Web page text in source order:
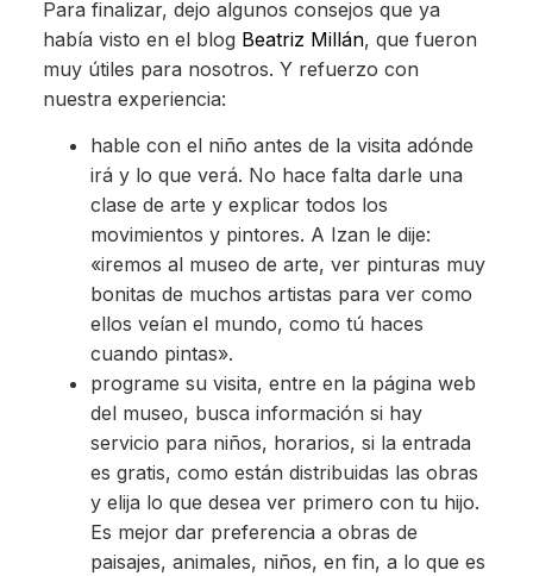
Para finalizar, dejo algunos consejos que ya
había visto en el blog Beatriz Millán, que fueron
muy útiles para nosotros. Y refuerzo con
nuestra experiencia:
hable con el niño antes de la visita adónde
irá y lo que verá. No hace falta darle una
clase de arte y explicar todos los
movimientos y pintores. A Izan le dije:
«iremos al museo de arte, ver pinturas muy
bonitas de muchos artistas para ver como
ellos veían el mundo, como tú haces
cuando pintas».
programe su visita, entre en la página web
del museo, busca información si hay
servicio para niños, horarios, si la entrada
es gratis, como están distribuidas las obras
y elija lo que desea ver primero con tu hijo.
Es mejor dar preferencia a obras de
paisajes, animales, niños, en fin, a lo que es